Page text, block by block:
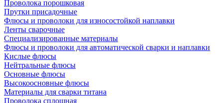
Проволока порошковая
Прутки присадочные
Флюсы и проволоки для износостойкой наплавки
Ленты сварочные
Специализированные материалы
Флюсы и проволоки для автоматической сварки и наплавки
Кислые флюсы
Нейтральные флюсы
Основные флюсы
Высокоосновные флюсы
Материалы для сварки титана
Проволока сплошная